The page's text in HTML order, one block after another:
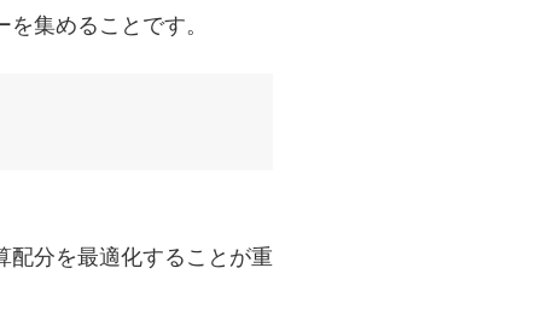
集めることです。
配分を最適化することが重